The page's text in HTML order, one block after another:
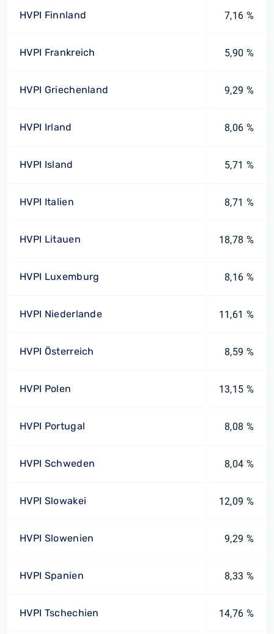
HVPI Finnland 7,16 %
HVPI Frankreich 5,90 %
HVPI Griechenland 9,29 %
HVPI Irland 8,06 %
HVPI Island 5,71 %
HVPI Italien 8,71 %
HVPI Litauen 18,78 %
HVPI Luxemburg 8,16 %
HVPI Niederlande 11,61 %
HVPI Österreich 8,59 %
HVPI Polen 13,15 %
HVPI Portugal 8,08 %
HVPI Schweden 8,04 %
HVPI Slowakei 12,09 %
HVPI Slowenien 9,29 %
HVPI Spanien 8,33 %
HVPI Tschechien 14,76 %